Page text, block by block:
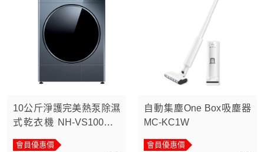
10公斤淨護完美熱泵除濕
式乾衣機 NH-VS100HP-
會員優惠價
自動集塵One Box吸塵器
MC-KC1W
會員優惠價